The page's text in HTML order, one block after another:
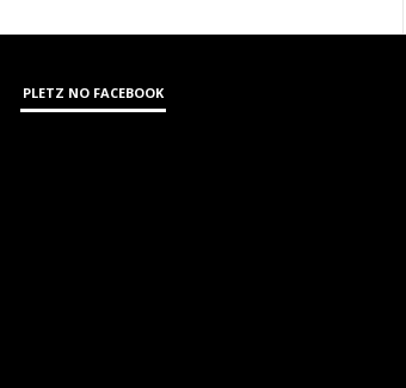
PLETZ NO FACEBOOK